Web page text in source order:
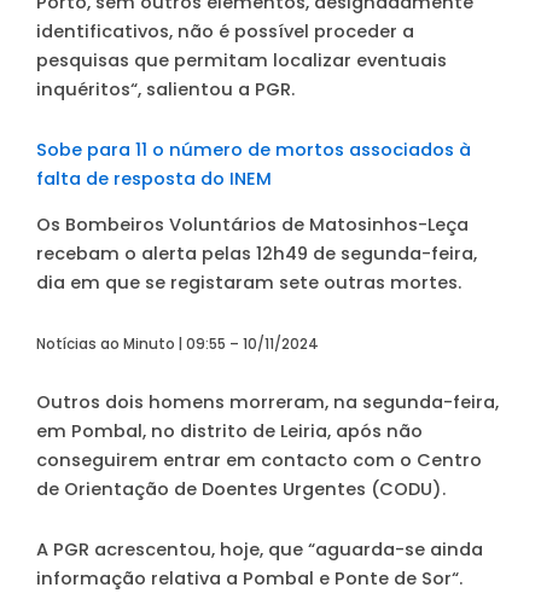
identificativos, não é possível proceder a
pesquisas que permitam localizar eventuais
inquéritos“, salientou a PGR.
Sobe para 11 o número de mortos associados à
falta de resposta do INEM
Os Bombeiros Voluntários de Matosinhos-Leça
recebam o alerta pelas 12h49 de segunda-feira,
dia em que se registaram sete outras mortes.
Notícias ao Minuto | 09:55 – 10/11/2024
Outros dois homens morreram, na segunda-feira,
em Pombal, no distrito de Leiria, após não
conseguirem entrar em contacto com o Centro
de Orientação de Doentes Urgentes (CODU).
A PGR acrescentou, hoje, que “aguarda-se ainda
informação relativa a Pombal e Ponte de Sor“.